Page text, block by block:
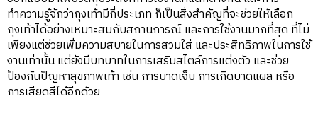
ทำความรู้จักว่าถุงเท้ามีกี่ประเภท ก็เป็นสิ่งสำคัญที่จะช่วยให้เลือก
ถุงเท้าได้อย่างเหมาะสมกับสถานการณ์ และการใช้งานมากที่สุด ที่ไม่
เพียงแต่ช่วยเพิ่มความสบายในการสวมใส่ และประสิทธิภาพในการใช้
งานเท่านั้น แต่ยังมีบทบาทในการเสริมสไตล์การแต่งตัว และช่วย
ป้องกันปัญหาสุขภาพเท้า เช่น การบาดเจ็บ การเกิดบาดแผล หรือ
การเสียดสีได้อีกด้วย